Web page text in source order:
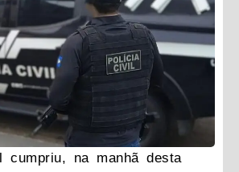
cumpriu, na manhã desta